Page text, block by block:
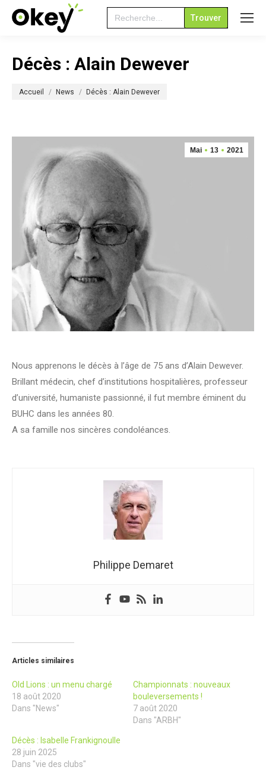
Search
for:
Décès : Alain Dewever
Accueil News Décès : Alain Dewever
Mai 13 2021
Nous apprenons le décès à l’âge de 75 ans d’Alain Dewever.
Brillant médecin, chef d’institutions hospitalières, professeur
d’université, humaniste passionné, il fut membre éminent du
BUHC dans les années 80.
A sa famille nos sincères condoléances.
Philippe Demaret
Articles similaires
Old Lions : un menu chargé
18 août 2020
Dans "News"
Championnats : nouveaux
bouleversements !
7 août 2020
Dans "ARBH"
Décès : Isabelle Frankignoulle
28 juin 2025
Dans "vie des clubs"